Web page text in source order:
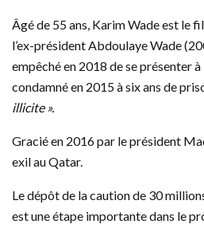
Âgé de 55 ans, Karim Wade est le
l’ex-président Abdoulaye Wade
empêché en 2018 de se présenter
condamné en 2015 à six ans de
illicite ».
Gracié en 2016 par le président
exil au Qatar.
Le dépôt de la caution de 30
est une étape importante dans le